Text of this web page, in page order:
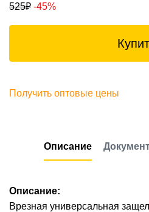
525₽ -45%
Получить оптовые цены
Описание
Описание:
Врезная универсальная